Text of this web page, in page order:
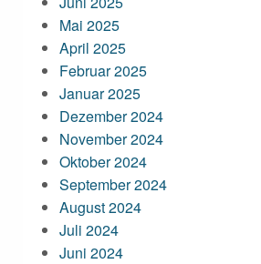
Mai 2025
April 2025
Februar 2025
Januar 2025
Dezember 2024
November 2024
Oktober 2024
September 2024
August 2024
Juli 2024
Juni 2024